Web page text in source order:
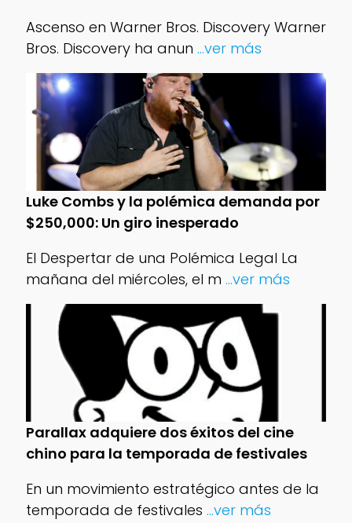
Ascenso en Warner Bros. Discovery Warner
Bros. Discovery ha anun ...ver más
Luke Combs y la polémica demanda por
$250,000: Un giro inesperado
El Despertar de una Polémica Legal La
mañana del miércoles, el m ...ver más
Parallax adquiere dos éxitos del cine
chino para la temporada de festivales
En un movimiento estratégico antes de la
temporada de festivales ...ver más